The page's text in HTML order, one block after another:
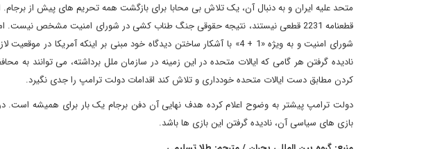
متحد علیه ایران و به دنبال آن، یک تلاش بی محابا برای بازگشت همه تحریم های پیش از
قطعنامه 2231 قطعی نیستند، نتیجه حقوقی جنگ طناب کشی در شورای امنیت مشخص
شورای امنیت و به ویژه «1 + 4» با آشکار ساختن دیدگاه خود مبنی بر اینکه
نادیده گرفتن هر گامی که ایالات متحده در این زمینه در سازمان ملل برداشته، می توانند به
کردن مطابق دست ایالات متحده خودداری و تلاش کند اقدامات دولت ترامپ را جدی نگیرد.
دولت ترامپ پیشتر به وضوح اعلام کرده هدف نهایی آن دفن برجام یک بار برای همیشه است.
بازی های سیاسی آن، نادیده گرفتن این بازی ها باشد.